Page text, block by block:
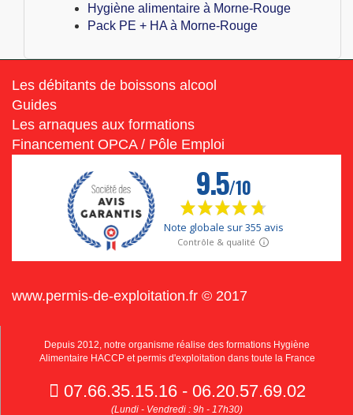
Hygiène alimentaire à Morne-Rouge
Pack PE + HA à Morne-Rouge
Les débitants de boissons alcool
Guides
Les arnaques aux formations
Financement OPCA / Pôle Emploi
www.permis-de-exploitation.fr © 2017
Depuis 2012, notre organisme réalise des formations Hygiène
Alimentaire HACCP et permis d'exploitation dans toute la France
07.66.35.15.16 - 06.20.57.69.02
(Lundi - Vendredi : 9h - 17h30)